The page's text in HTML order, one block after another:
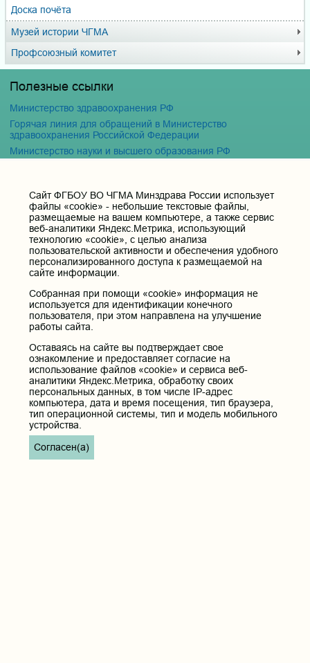
Доска почёта
Музей истории ЧГМА
Профсоюзный комитет
Полезные ссылки
Министерство здравоохранения РФ
Горячая линия для обращений в Министерство
здравоохранения Российской Федерации
Министерство науки и высшего образования РФ
ФГБОУ ВО "Пензенский государственный университет"
Кафедра терапия
Контактные данные и телефоны
Федеральное государственное бюджетное образовательное
учреждение высшего образования «Читинская
здравоохранения Российской Федерации
Юридический и фактический адрес:
672000, Российская Федерация, Забайкальский край, г. Чита, ул.
Телефон приёмной ректора:
8 (3022) 35-43-24
Электронная почта:
pochta@chitgma.ru
Официальная группа «ВКонтакте»:
https://vk.com/news_chgma
Официальный канал «Телеграмм»:
Cайт ФГБОУ ВО ЧГМА Минздрава России использует
файлы «cookie» - небольшие текстовые файлы,
размещаемые на вашем компьютере, а также сервис
веб-аналитики Яндекс.Метрика, использующий
технологию «cookie», с целью анализа
пользовательской активности и обеспечения удобного
персонализированного доступа к размещаемой на
сайте информации.
Собранная при помощи «cookie» информация не
используется для идентификации конечного
пользователя, при этом направлена на улучшение
работы сайта.
Оставаясь на сайте вы подтверждает свое
ознакомление и предоставляет согласие на
использование файлов «cookie» и сервиса веб-
аналитики Яндекс.Метрика, обработку своих
персональных данных, в том числе IP-адрес
компьютера, дата и время посещения, тип браузера,
тип операционной системы, тип и модель мобильного
устройства.
Согласен(а)